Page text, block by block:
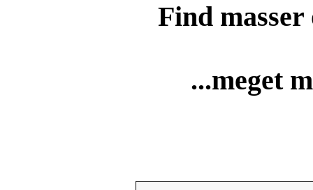
Find
...meget